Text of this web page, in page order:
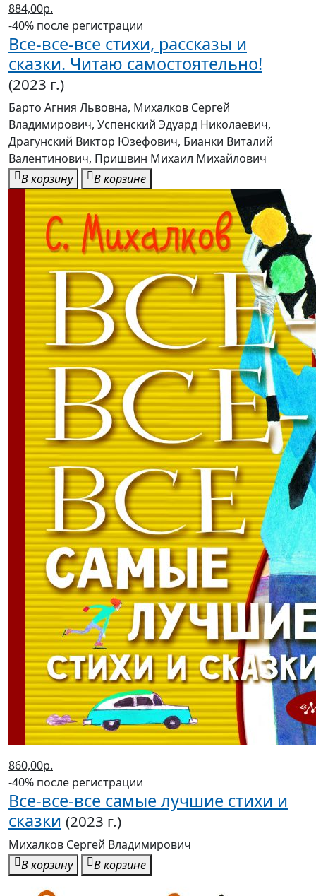
884,00р.
-40% после регистрации
Все-все-все стихи, рассказы и
сказки. Читаю самостоятельно!
(2023 г.)
Барто Агния Львовна, Михалков Сергей
Владимирович, Успенский Эдуард Николаевич,
Драгунский Виктор Юзефович, Бианки Виталий
Валентинович, Пришвин Михаил Михайлович
В корзину
В корзине
860,00р.
-40% после регистрации
Все-все-все самые лучшие стихи и
сказки (2023 г.)
Михалков Сергей Владимирович
В корзину
В корзине